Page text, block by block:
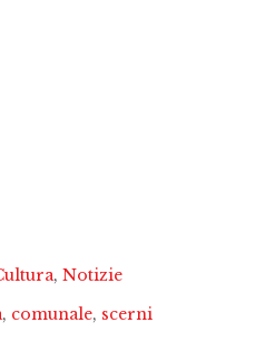
, Notizie
, comunale, scerni